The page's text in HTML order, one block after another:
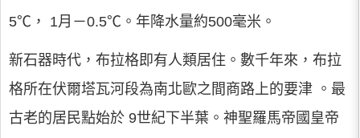
5℃， 1月－0.5℃。年降水量約500毫米。
新石器時代，布拉格即有人類居住。數千年來，布拉
格所在伏爾塔瓦河段為南北歐之間商路上的要津 。最
古老的居民點始於 9世紀下半葉。神聖羅馬帝國皇帝